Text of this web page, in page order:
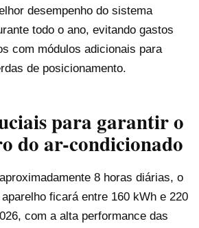
desempenho do sistema
todo o ano, evitando gastos
com módulos adicionais para
de posicionamento.
para garantir o
do ar-condicionado
8 horas diárias, o
ficará entre 160 kWh e 220
com a alta performance das